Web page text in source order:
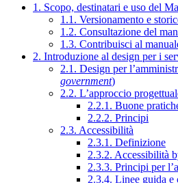
1. Scopo, destinatari e uso del
1.1. Versionamento e
1.2. Consultazione del
1.3. Contribuisci al
2. Introduzione al design per i
2.1. Design per
government)
2.2. L’approccio
2.2.1. Buone
2.2.2. Principi
2.3. Accessibilità
2.3.1. Definizione
2.3.2. Accessibilità
2.3.3. Principi per
2.3.4. Linee guida e